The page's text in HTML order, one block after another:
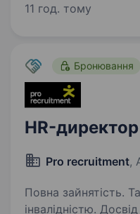
відділу кадрів
військовим
11 год. тому
Бронювання
HR-директор
Pro recruitment,
Повна зайнятість.
інвалідністю.